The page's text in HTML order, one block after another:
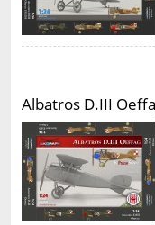
Albatros D.III